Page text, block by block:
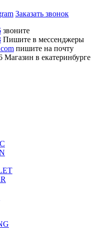
Заказать звонок
звоните
Пишите в мессенджеры
пишите на почту
Магазин в екатеринбурге